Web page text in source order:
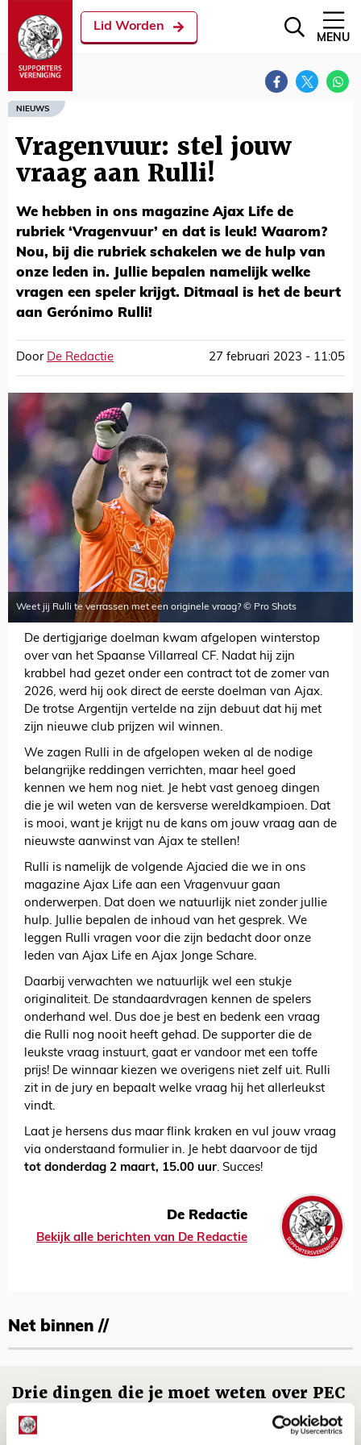
Lid Worden
MENU
NIEUWS
Vragenvuur: stel jouw
vraag aan Rulli!
We hebben in ons magazine Ajax Life de
rubriek ‘Vragenvuur’ en dat is leuk! Waarom?
Nou, bij die rubriek schakelen we de hulp van
onze leden in. Jullie bepalen namelijk welke
vragen een speler krijgt. Ditmaal is het de beurt
aan Gerónimo Rulli!
Door De Redactie 27 februari 2023 - 11:05
Weet jij Rulli te verrassen met een originele vraag? © Pro Shots
De dertigjarige doelman kwam afgelopen winterstop
over van het Spaanse Villarreal CF. Nadat hij zijn
krabbel had gezet onder een contract tot de zomer van
2026, werd hij ook direct de eerste doelman van Ajax.
De trotse Argentijn vertelde na zijn debuut dat hij met
zijn nieuwe club prijzen wil winnen.
We zagen Rulli in de afgelopen weken al de nodige
belangrijke reddingen verrichten, maar heel goed
kennen we hem nog niet. Je hebt vast genoeg dingen
die je wil weten van de kersverse wereldkampioen. Dat
is mooi, want je krijgt nu de kans om jouw vraag aan de
nieuwste aanwinst van Ajax te stellen!
Rulli is namelijk de volgende Ajacied die we in ons
magazine Ajax Life aan een Vragenvuur gaan
onderwerpen. Dat doen we natuurlijk niet zonder jullie
hulp. Jullie bepalen de inhoud van het gesprek. We
leggen Rulli vragen voor die zijn bedacht door onze
leden van Ajax Life en Ajax Jonge Schare.
Daarbij verwachten we natuurlijk wel een stukje
originaliteit. De standaardvragen kennen de spelers
onderhand wel. Dus doe je best en bedenk een vraag
die Rulli nog nooit heeft gehad. De supporter die de
leukste vraag instuurt, gaat er vandoor met een toffe
prijs! De winnaar kiezen we overigens niet zelf uit. Rulli
zit in de jury en bepaalt welke vraag hij het allerleukst
vindt.
Laat je hersens dus maar flink kraken en vul jouw vraag
via onderstaand formulier in. Je hebt daarvoor de tijd
tot donderdag 2 maart, 15.00 uur. Succes!
De Redactie
Bekijk alle berichten van De Redactie
Net binnen //
Drie dingen die je moet weten over PEC
Zwolle - Ajax